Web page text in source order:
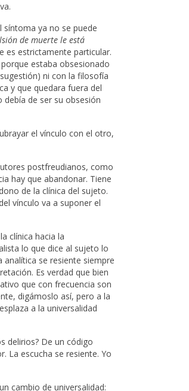
síntoma ya no se puede
de muerte le está
es estrictamente particular.
estaba obsesionado
ni con la filosofía
y que quedara fuera del
de ser su obsesión
el vínculo con el otro,
postfreudianos, como
hay que abandonar. Tiene
de la clínica del sujeto.
vínculo va a suponer el
clínica hacia la
lo que dice al sujeto lo
se resiente siempre
Es verdad que bien
que con frecuencia son
digámoslo así, pero a la
a la universalidad
delirios? De un código
La escucha se resiente. Yo
cambio de universalidad: